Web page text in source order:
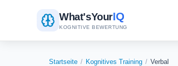
What'sYourIQ
KOGNITIVE BEWERTUNG
Startseite / Kognitives Training / Verbal